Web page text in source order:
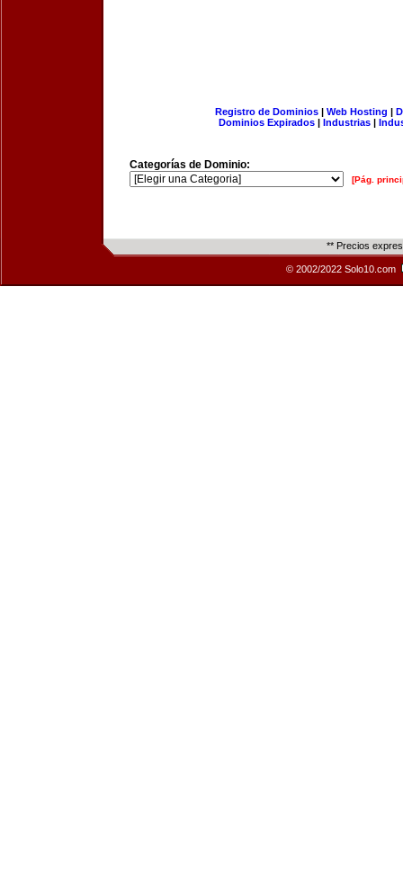
Registro de Dominios| Web Hosting |
Dominios Expirados | Industrias |
Categorías de Dominio:
[Pág.
** Precios
© 2002/2022 Solo10.com